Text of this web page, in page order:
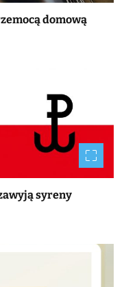
domową
syreny